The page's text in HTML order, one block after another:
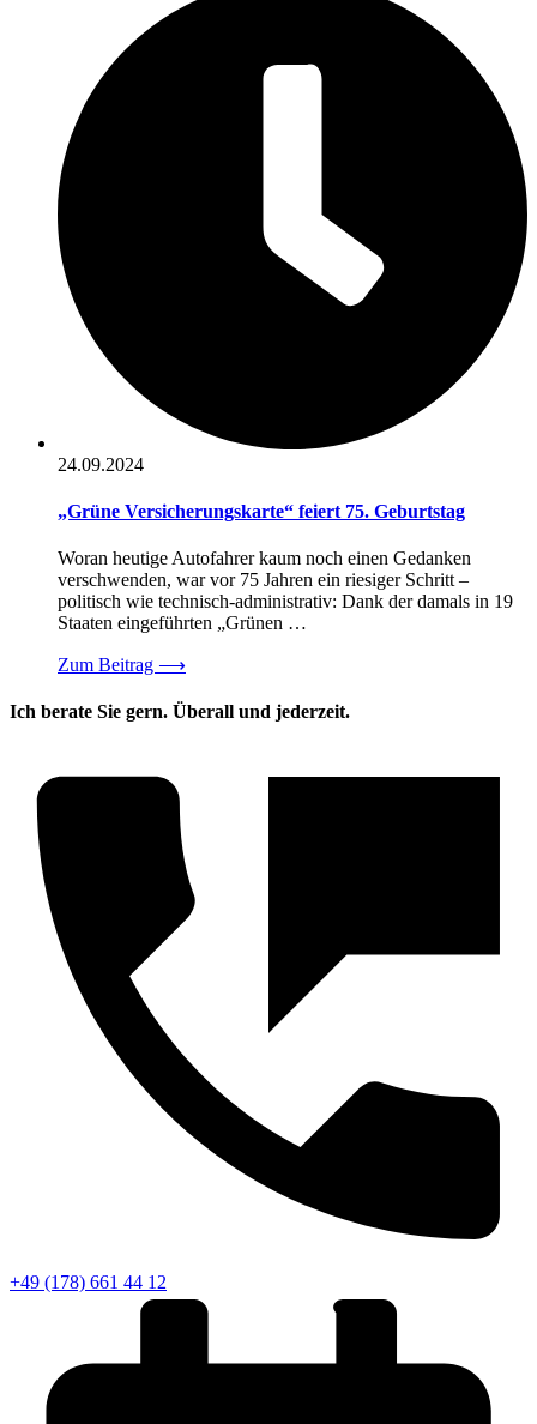
24.09.2024
„Grüne Versicherungskarte“ feiert 75. Geburtstag
Woran heutige Autofahrer kaum noch einen Gedanken
verschwenden, war vor 75 Jahren ein riesiger Schritt –
politisch wie technisch-administrativ: Dank der damals in 19
Staaten eingeführten „Grünen …
Zum Beitrag ⟶
Ich berate Sie gern. Überall und jederzeit.
+49 (178) 661 44 12